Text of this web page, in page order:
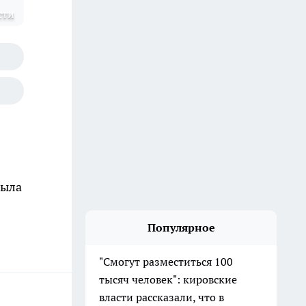
Популярное
"Смогут разместиться 100
тысяч человек": кировские
власти рассказали, что в